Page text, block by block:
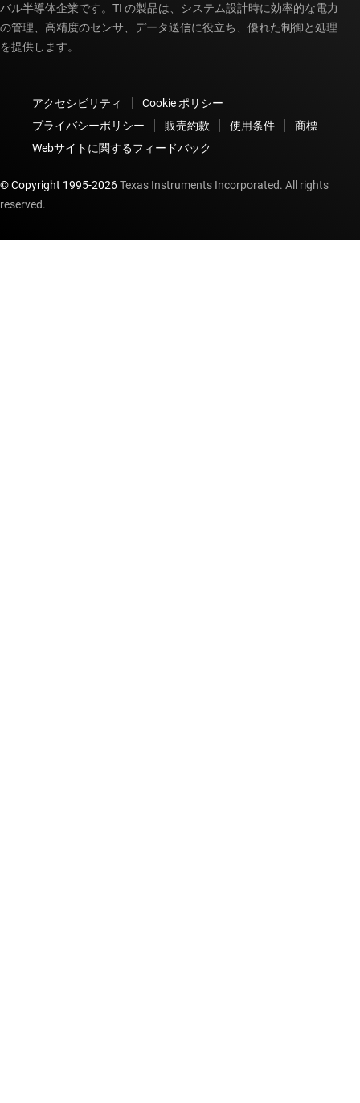
バル半導体企業です。TI の製品は、システム設計時に効率的な電力
の管理、高精度のセンサ、データ送信に役立ち、優れた制御と処理
を提供します。
アクセシビリティ
Cookie ポリシー
プライバシーポリシー
販売約款 使用条件
商標
Webサイトに関するフィードバック
© Copyright 1995-2026Texas Instruments Incorporated. All rights
reserved.